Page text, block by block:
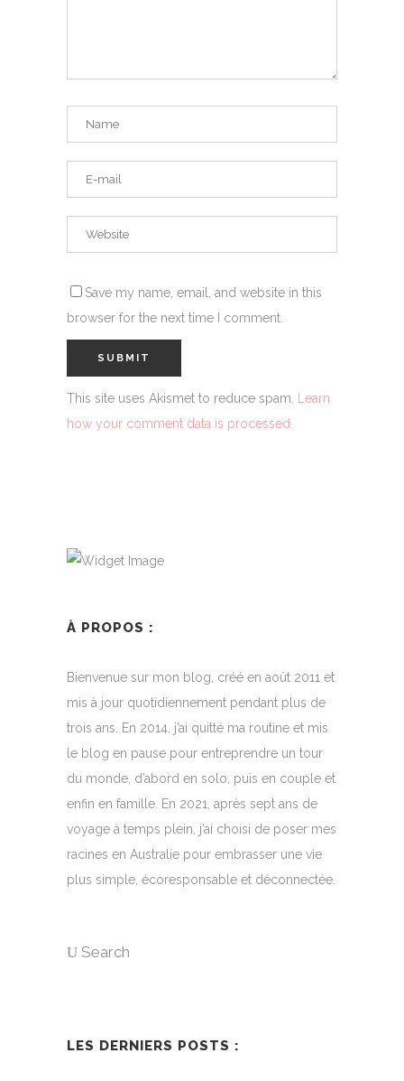
Save my name, email, and website in this
browser for the next time I comment.
This site uses Akismet to reduce spam. Learn
how your comment data is processed.
À PROPOS :
Bienvenue sur mon blog, créé en août 2011 et
mis à jour quotidiennement pendant plus de
trois ans. En 2014, j’ai quitté ma routine et mis
le blog en pause pour entreprendre un tour
du monde, d’abord en solo, puis en couple et
enfin en famille. En 2021, après sept ans de
voyage à temps plein, j’ai choisi de poser mes
racines en Australie pour embrasser une vie
plus simple, écoresponsable et déconnectée.
Search
LES DERNIERS POSTS :